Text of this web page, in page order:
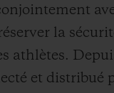
la
athlètes.
et distribué